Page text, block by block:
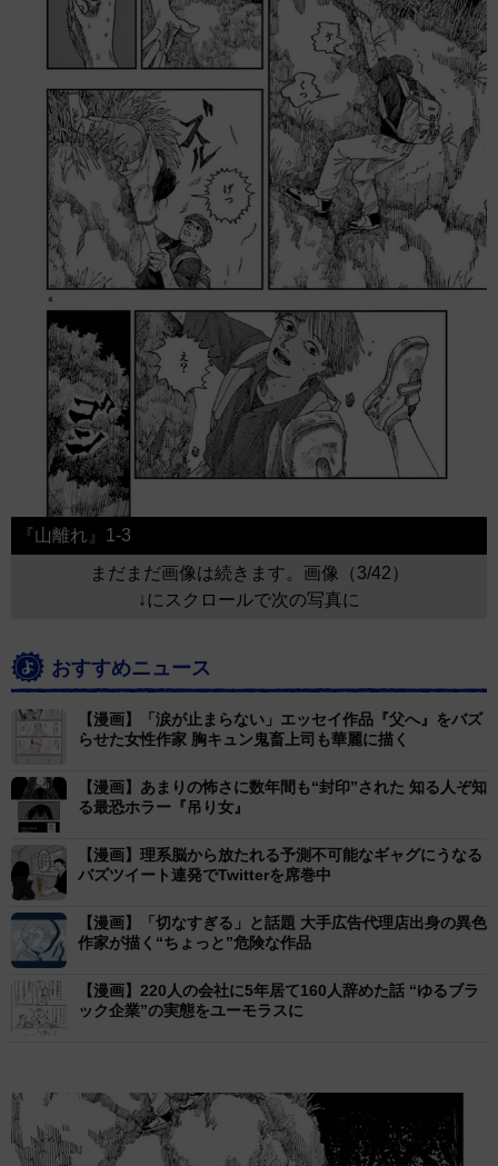
『山離れ』1-3
まだまだ画像は続きます。画像（3/42）
↓にスクロールで次の写真に
おすすめニュース
【漫画】「涙が止まらない」エッセイ作品『父へ』をバズ
らせた女性作家 胸キュン鬼畜上司も華麗に描く
【漫画】あまりの怖さに数年間も“封印”された 知る人ぞ知
る最恐ホラー『吊り女』
【漫画】理系脳から放たれる予測不可能なギャグにうなる
バズツイート連発でTwitterを席巻中
【漫画】「切なすぎる」と話題 大手広告代理店出身の異色
作家が描く“ちょっと”危険な作品
【漫画】220人の会社に5年居て160人辞めた話 “ゆるブラ
ック企業”の実態をユーモラスに